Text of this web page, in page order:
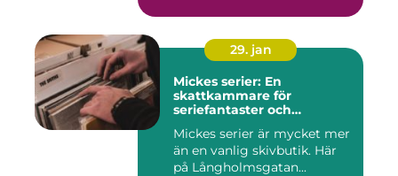
29. jan
Mickes serier: En
skattkammare för
seriefantaster och
Mickes serier är mycket mer
än en vanlig skivbutik. Här
på Långholmsgatan...